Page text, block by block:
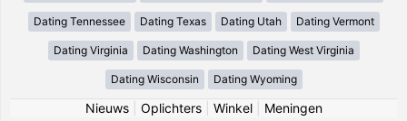
Dating Tennessee Dating Texas Dating Utah Dating Vermont
Dating Virginia Dating Washington Dating West Virginia
Dating Wisconsin Dating Wyoming
Nieuws| Oplichters| Winkel| Meningen